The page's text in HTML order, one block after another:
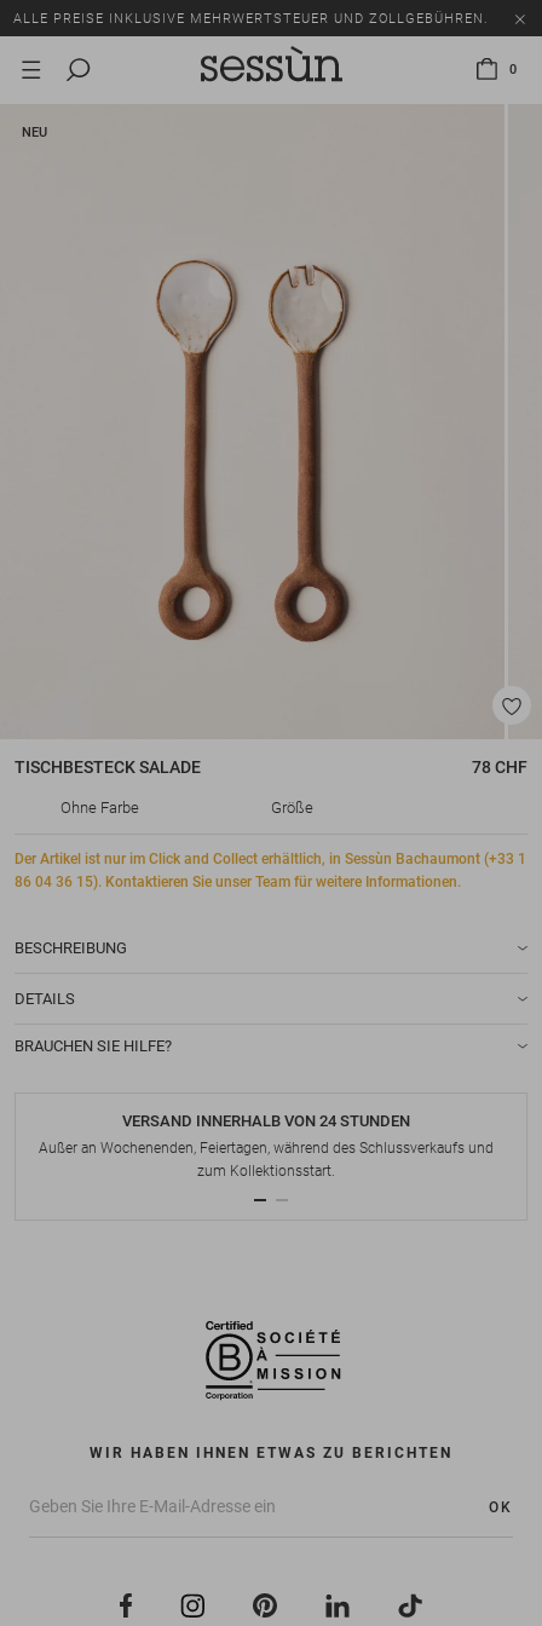
ALLE PREISE INKLUSIVE MEHRWERTSTEUER UND ZOLLGEBÜHREN.
SALE: BIS ZU -50% AUF EINE AUSWAHL AN ARTIKELN.
0
NEU
TISCHBESTECKSALADE 78 CHF
Ohne Farbe Größe
Der Artikel ist nur im Click and Collect erhältlich, in Sessùn Bachaumont (+33 1
86 04 36 15). Kontaktieren Sie unser Team für weitere Informationen.
BESCHREIBUNG
DETAILS
BRAUCHEN SIE HILFE?
VERSAND INNERHALB VON 24 STUNDEN
Außer an Wochenenden, Feiertagen, während des Schlussverkaufs und
zum Kollektionsstart.
WIR HABEN IHNEN ETWAS ZU BERICHTEN
OK